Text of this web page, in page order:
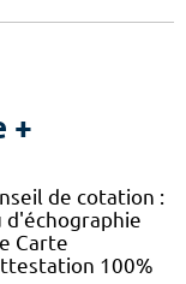
+
de cotation :
d'échographie
Carte
100%